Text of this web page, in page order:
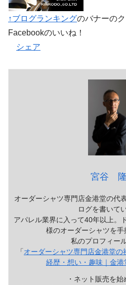
↑ブログランキングのバナーの
Facebookのいいね！
シェア
宮谷
オーダーシャツ専門店金港堂の代
ログを書いて
アパレル業界に入って40年以上。
様のオーダーシャツを手
私のプロフィー
「 オーダーシャツ専門店金港堂
経歴・想い・趣味｜金港
・ネット販売を始